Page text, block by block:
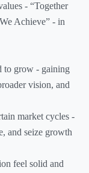
- “Together
Achieve” - in
to grow - gaining
vision, and
market cycles -
and seize growth
feel solid and